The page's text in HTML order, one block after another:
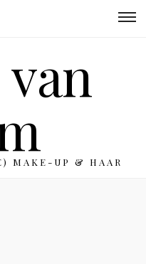
van
MAKE-UP & HAAR